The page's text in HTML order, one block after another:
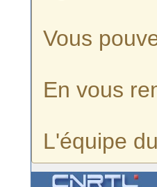
Vous
En vous
L'équipe